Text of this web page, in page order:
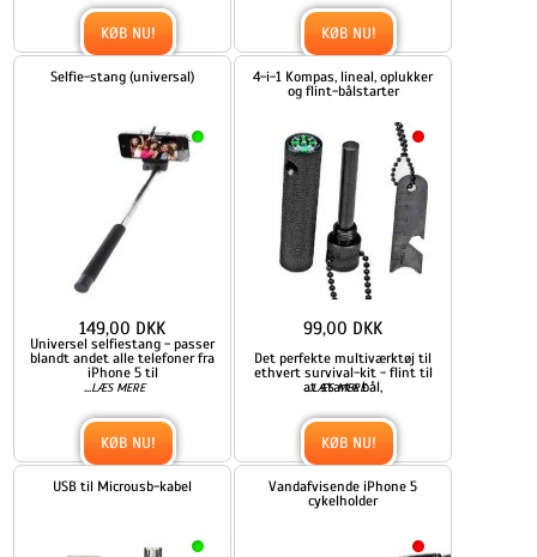
KØB NU! KØB NU!
Selfie-stang (universal)
Universel selfiestang - passer
blandt andet alle telefoner fra
iPhone 5 til
...LÆS MERE
149,00 DKK
KØB NU!
4-i-1 Kompas, lineal, oplukker
og flint-bålstarter
Det perfekte multiværktøj til
ethvert survival-kit - flint til
at starte bål,
...LÆS MERE
99,00 DKK
KØB NU!
USB til Microusb-kabel
Vandafvisende iPhone 5
cykelholder